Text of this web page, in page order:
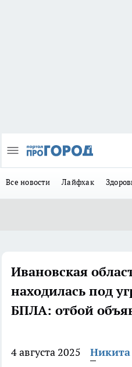
Все новости Лайфхак
Ивановская
находилась под
БПЛА: отбой
4 августа 2025
Никита